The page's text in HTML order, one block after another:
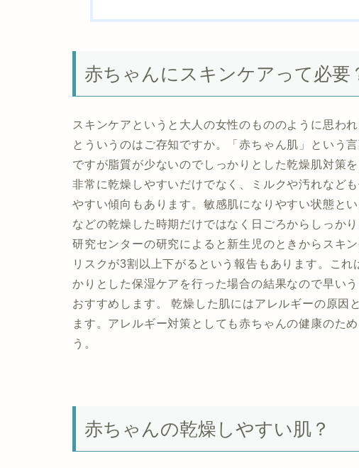
赤ちゃんにスキンケアって必要
スキンケアというと大人の女性のもののように思わ
とういうのはご存知ですか。「赤ちゃん肌」という
ですが脂質が少ないのでしっかりとした乾燥肌対策
非常に乾燥しやすいだけでなく、ミルクや汚れなど
やすい傾向もあります。敏感肌になりやすい状態と
などの乾燥した時期だけではなく日ごろからしっか
研究センターの研究によると新生児のときからスキ
リスクが3割以上下がるという報告もあります。こ
かりとした保湿ケアを行った場合の結果なので早い
おすすめします。 乾燥した肌にはアレルギーの原因
ます。アレルギー対策としても赤ちゃんの健康のた
う。
赤ちゃんの乾燥しやすい肌？